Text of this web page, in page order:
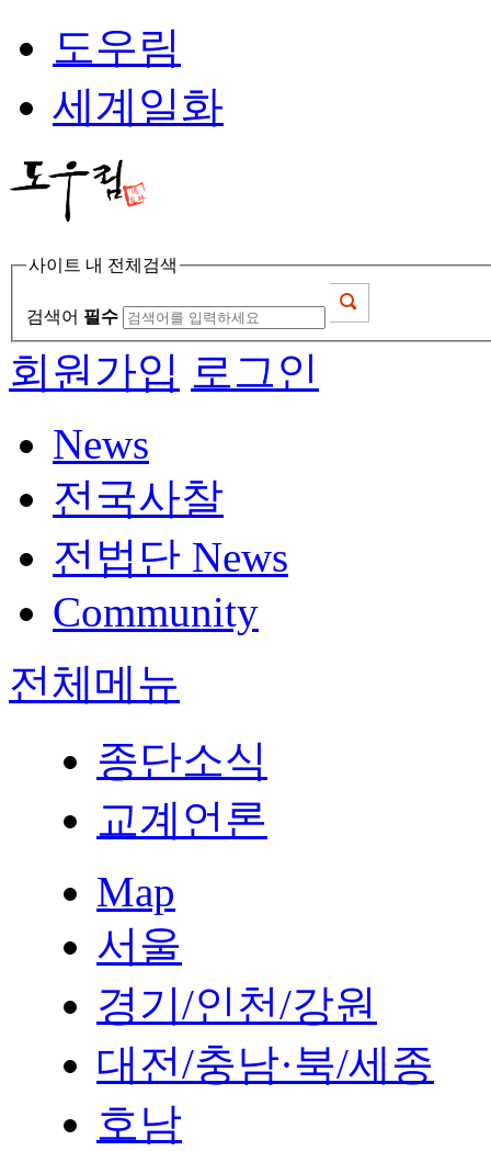
도우림
세계일화
사이트 내 전체검색
검색어 필수
회원가입 로그인
News
전국사찰
전법단 News
Community
전체메뉴
종단소식
교계언론
Map
서울
경기/인천/강원
대전/충남·북/세종
호남